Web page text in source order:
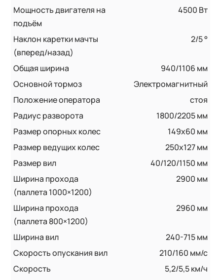
Мощность двигателя на
подъём
4500 Вт
Наклон каретки мачты
(вперед/назад)
2/5 °
Общая ширина
940/1106 мм
Основной тормоз
Электромагнитный
Положение оператора
стоя
Радиус разворота
1800/2205 мм
Размер опорных колес
149x60 мм
Размер ведущих колес
250x127 мм
Размер вил
40/120/1150 мм
Ширина прохода
(паллета 1000×1200)
2900 мм
Ширина прохода
(паллета 800×1200)
2960 мм
Ширина вил
240-715 мм
Скорость опускания вил
210/160 мм/с
Скорость
5,2/5,5 км/ч